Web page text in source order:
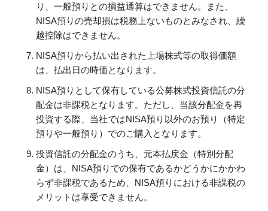
り、一般預りとの損益通算はできません。また、
NISA預りの売却損は税務上ないものとみなされ、繰
越控除はできません。
NISA預りから払い出された上場株式等の取得価額
は、払出日の時価となります。
NISA預りとして保有している公募株式投資信託の分
配金は非課税となります。ただし、当該分配金を再
投資する際、当社ではNISA預り以外のお預り（特定
預りや一般預り）でのご購入となります。
投資信託の分配金のうち、元本払戻金（特別分配
金）は、NISA預りでの保有であるかどうかにかかわ
らず非課税であるため、NISA預りにおける非課税の
メリットは享受できません。